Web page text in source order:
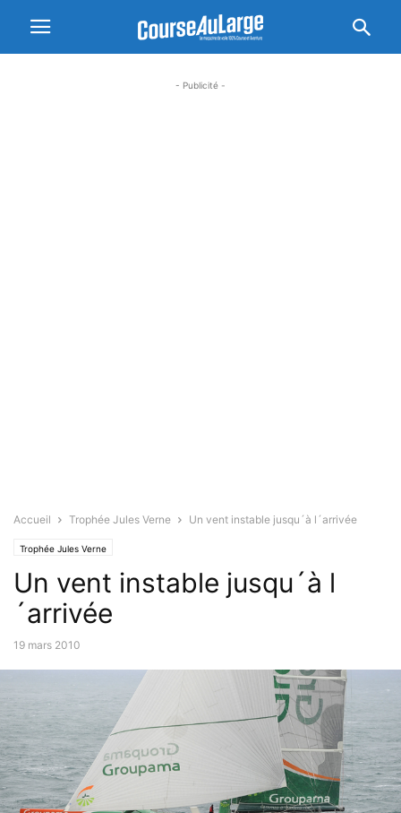
- Publicité -
Accueil Trophée Jules Verne Un vent instable jusqu´à l´arrivée
Trophée Jules Verne
Un vent instable jusqu´à l
´arrivée
19 mars 2010